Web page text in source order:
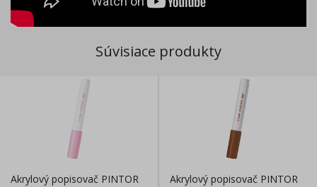
Súvisiace produkty
Akrylový popisovač PINTOR
Akrylový popisovač PINTOR